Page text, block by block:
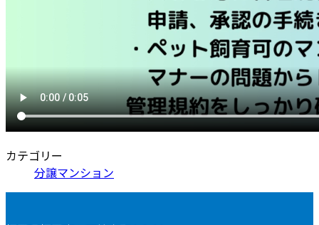
カテゴリー
分譲マンション